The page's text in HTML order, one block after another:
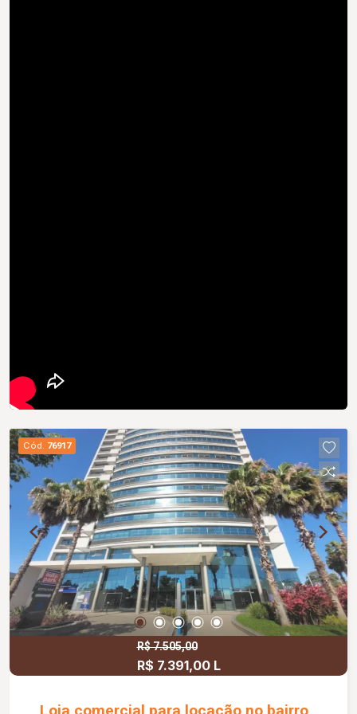
Cód. 76917
R$ 7.505,00
R$ 7.391,00 L
Loja comercial para locação no bairro